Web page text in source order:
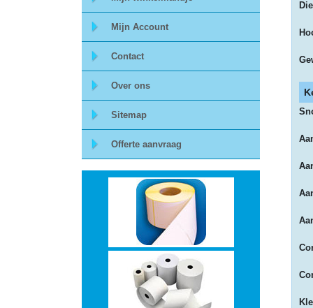
Cartridges
Mijn Account
Contact
Over ons
Sitemap
Offerte aanvraag